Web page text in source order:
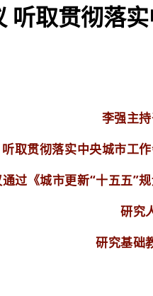
听取贯彻落
李强主
听取贯彻落实中央城市工
过《城市更新“十五五”
研究
研究基础